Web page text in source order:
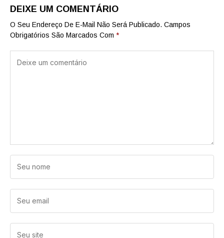
DEIXE UM COMENTÁRIO
O Seu Endereço De E-Mail Não Será Publicado. Campos
Obrigatórios São Marcados Com *